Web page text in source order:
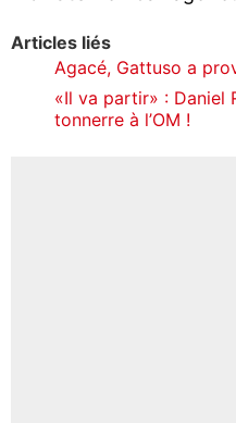
Articles liés
Agacé, Gattuso a
«Il va partir» : Daniel
tonnerre à l’OM !